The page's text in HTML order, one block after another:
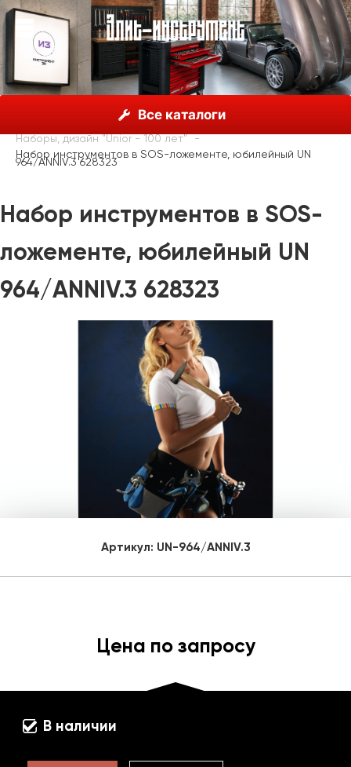
Все каталоги
Unior, Словения
Ограниченная серия, дизайн "Unior - 100 лет"
Наборы, дизайн "Unior - 100 лет"
Набор инструментов в SOS-ложементе, юбилейный UN
964/ANNIV.3 628323
Набор инструментов в SOS-
ложементе, юбилейный UN
964/ANNIV.3 628323
Артикул: UN-964/ANNIV.3
Цена по запросу
В наличии